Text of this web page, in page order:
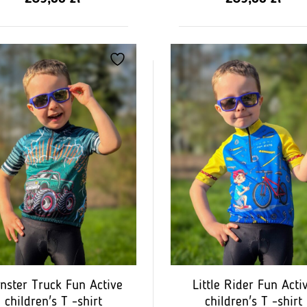
Truck Fun Active
children's T -shirt
Little Rider Fun
children's T -shirt